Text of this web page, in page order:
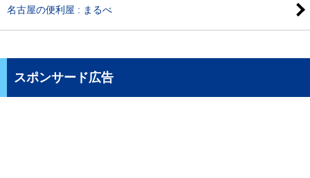
名古屋の便利屋 : まるべ
スポンサード広告